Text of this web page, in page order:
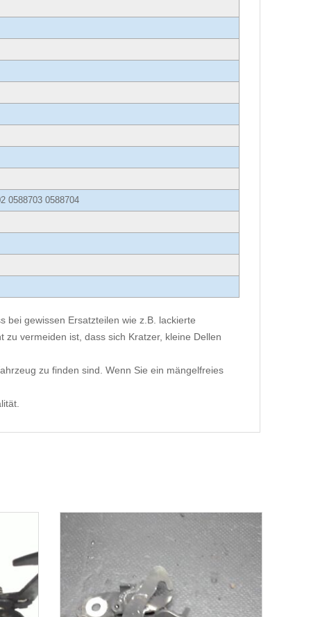
0588703 0588704
bei gewissen Ersatzteilen wie z.B. lackierte
vermeiden ist, dass sich Kratzer, kleine Dellen
zu finden sind. Wenn Sie ein mängelfreies